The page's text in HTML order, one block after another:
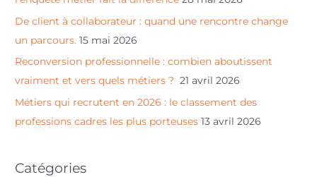
r
:
De client à collaborateur : quand une rencontre change
un parcours. 15 mai 2026
Reconversion professionnelle : combien aboutissent
vraiment et vers quels métiers ? 21 avril 2026
Métiers qui recrutent en 2026 : le classement des
professions cadres les plus porteuses 13 avril 2026
Catégories